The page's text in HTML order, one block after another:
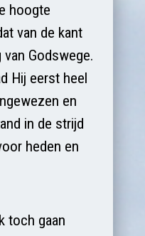
hoogte
van de kant
Godswege.
Hij eerst heel
en
in de strijd
heden en
toch gaan